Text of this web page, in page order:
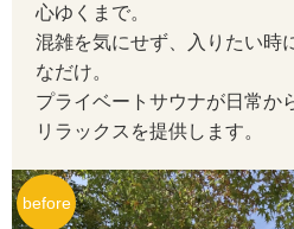
心ゆくまで。
混雑を気にせず、入りたい時
なだけ。
プライベートサウナが日常か
リラックスを提供します。